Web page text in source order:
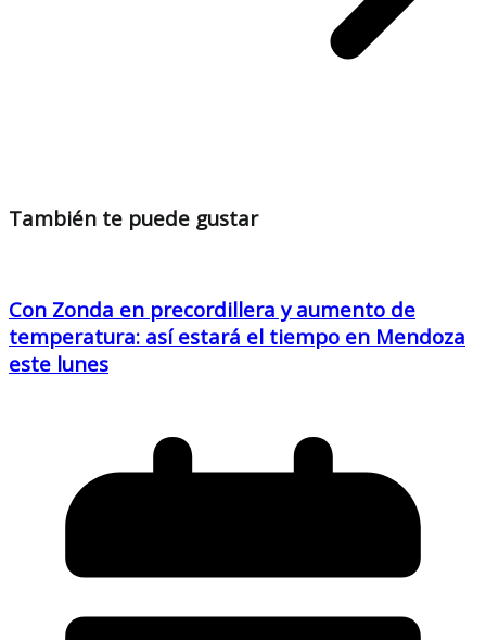
También te puede gustar
Con Zonda en precordillera y aumento de
temperatura: así estará el tiempo en Mendoza
este lunes